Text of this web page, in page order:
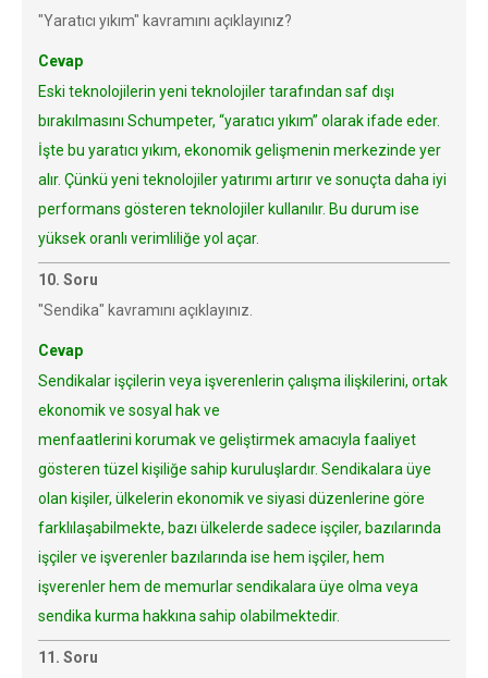
"Yaratıcı yıkım" kavramını açıklayınız?
Cevap
Eski teknolojilerin yeni teknolojiler tarafından saf dışı
bırakılmasını Schumpeter, “yaratıcı yıkım” olarak ifade eder.
İşte bu yaratıcı yıkım, ekonomik gelişmenin merkezinde yer
alır. Çünkü yeni teknolojiler yatırımı artırır ve sonuçta daha iyi
performans gösteren teknolojiler kullanılır. Bu durum ise
yüksek oranlı verimliliğe yol açar.
10. Soru
"Sendika" kavramını açıklayınız.
Cevap
Sendikalar işçilerin veya işverenlerin çalışma ilişkilerini, ortak
ekonomik ve sosyal hak ve
menfaatlerini korumak ve geliştirmek amacıyla faaliyet
gösteren tüzel kişiliğe sahip kuruluşlardır. Sendikalara üye
olan kişiler, ülkelerin ekonomik ve siyasi düzenlerine göre
farklılaşabilmekte, bazı ülkelerde sadece işçiler, bazılarında
işçiler ve işverenler bazılarında ise hem işçiler, hem
işverenler hem de memurlar sendikalara üye olma veya
sendika kurma hakkına sahip olabilmektedir.
11. Soru